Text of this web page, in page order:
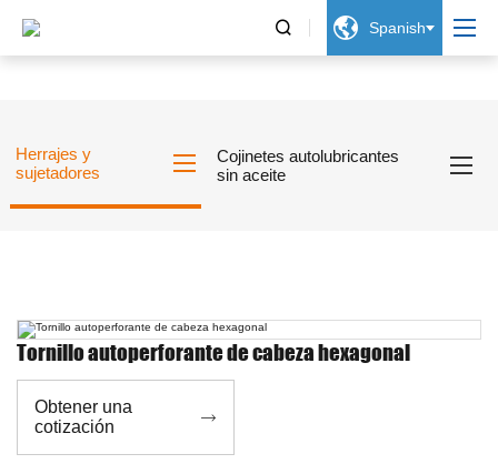
  Spanish
Herrajes y
sujetadores
Cojinetes autolubricantes
sin aceite
Tornillo autoperforante de cabeza hexagonal
Obtener una
cotización
